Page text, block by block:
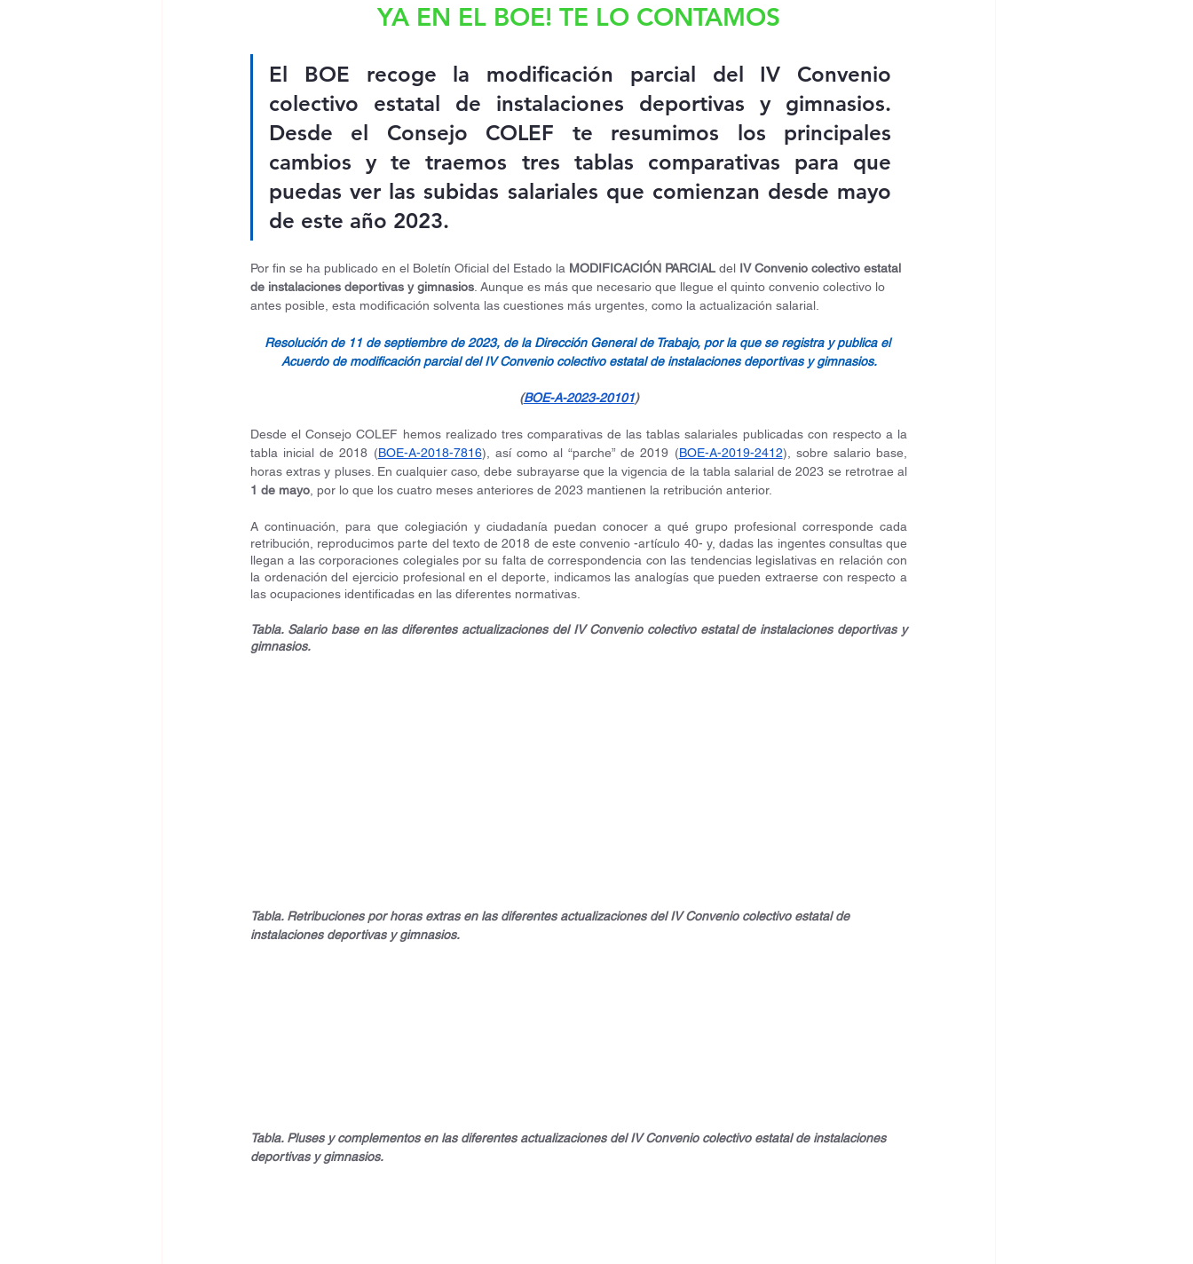
YA EN EL BOE! TE LO CONTAMOS
El BOE recoge la modificación parcial del IV Convenio
colectivo estatal de instalaciones deportivas y gimnasios.
Desde el Consejo COLEF te resumimos los principales
cambios y te traemos tres tablas comparativas para que
puedas ver las subidas salariales que comienzan desde mayo
de este año 2023.
Por fin se ha publicado en el Boletín Oficial del Estado la MODIFICACIÓN PARCIAL del IV Convenio colectivo estatal
de instalaciones deportivas y gimnasios . Aunque es más que necesario que llegue el quinto convenio colectivo lo
antes posible, esta modificación solventa las cuestiones más urgentes, como la actualización salarial.
Resolución de 11 de septiembre de 2023, de la Dirección General de Trabajo, por la que se registra y publica el
Acuerdo de modificación parcial del IV Convenio colectivo estatal de instalaciones deportivas y gimnasios.
(BOE-A-2023-20101)
Desde el Consejo COLEF hemos realizado tres comparativas de las tablas salariales publicadas con respecto a la
tabla inicial de 2018 (BOE-A-2018-7816), así como al “parche” de 2019 (BOE-A-2019-2412), sobre salario base,
1 de mayo , por lo que los cuatro meses anteriores de 2023 mantienen la retribución anterior.
A continuación, para que colegiación y ciudadanía puedan conocer a qué grupo profesional corresponde cada
retribución, reproducimos parte del texto de 2018 de este convenio -artículo 40- y, dadas las ingentes consultas que
llegan a las corporaciones colegiales por su falta de correspondencia con las tendencias legislativas en relación con
la ordenación del ejercicio profesional en el deporte, indicamos las analogías que pueden extraerse con respecto a
las ocupaciones identificadas en las diferentes normativas.
Tabla. Salario base en las diferentes actualizaciones del IV Convenio colectivo estatal de instalaciones deportivas y
gimnasios.
Tabla. Retribuciones por horas extras en las diferentes actualizaciones del IV Convenio colectivo estatal de
instalaciones deportivas y gimnasios.
Tabla. Pluses y complementos en las diferentes actualizaciones del IV Convenio colectivo estatal de instalaciones
deportivas y gimnasios.